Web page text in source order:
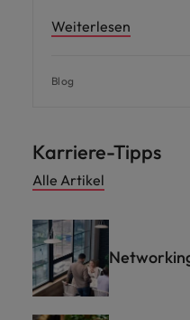
Weiterlesen
Blog
Karriere-Tipps
Alle Artikel